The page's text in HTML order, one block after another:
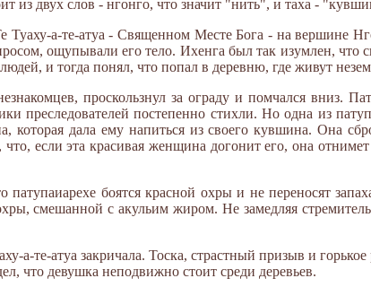
из двух слов - нгонго, что значит "нить", и таха -
а-те-атуа - Священном Месте Бога - на вершине
ощупывали его тело. Ихенга был так изумлен, что
и тогда понял, что попал в деревню, где живут
проскользнул за ограду и помчался вниз.
преследователей постепенно стихли. Но одна из
которая дала ему напиться из своего кувшина. Она
что, если эта красивая женщина догонит его, она
патупаиарехе боятся красной охры и не переносят
смешанной с акульим жиром. Не замедляя
а-те-атуа закричала. Тоска, страстный призыв и
что девушка неподвижно стоит среди деревьев.